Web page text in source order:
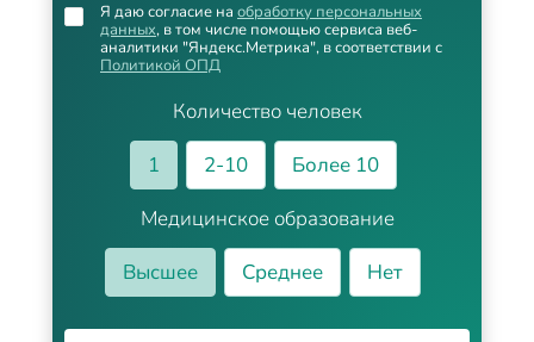
Количество человек
1
2-10
Более 10
Медицинское образование
Высшее
Среднее Нет
Я даю согласие на обработку персональных
данных, в том числе помощью сервиса веб-
аналитики "Яндекс.Метрика", в соответствии с
Политикой ОПД